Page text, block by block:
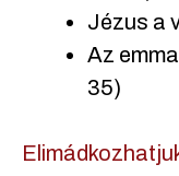
Jézus a
Az
35)